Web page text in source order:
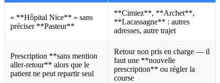
« **Hôpital Nice** » sans
préciser **Pasteur**
**Cimiez**, **Archet**,
**Lacassagne** : autres
adresses, autre trajet
Prescription **sans mention
aller-retour** alors que le
patient ne peut repartir seul
Retour non pris en charge — il
faut une **nouvelle
prescription** ou régler la
course